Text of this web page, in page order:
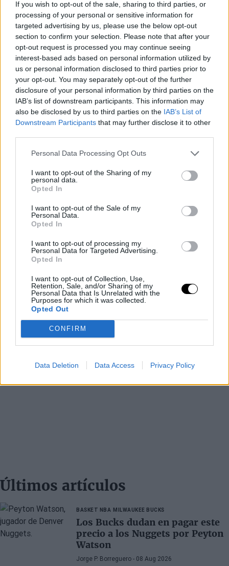
If you wish to opt-out of the sale, sharing to third parties, or
processing of your personal or sensitive information for
targeted advertising by us, please use the below opt-out
section to confirm your selection. Please note that after your
opt-out request is processed you may continue seeing
interest-based ads based on personal information utilized by
us or personal information disclosed to third parties prior to
your opt-out. You may separately opt-out of the further
disclosure of your personal information by third parties on the
IAB’s list of downstream participants. This information may
also be disclosed by us to third parties on the IAB’s List of
Downstream Participants that may further disclose it to other
Personal Data Processing Opt Outs
I want to opt-out of the Sharing of my
personal data.
Opted In
I want to opt-out of the Sale of my
Personal Data.
Opted In
I want to opt-out of processing my
Personal Data for Targeted Advertising.
Opted In
I want to opt-out of Collection, Use,
Retention, Sale, and/or Sharing of my
Personal Data that Is Unrelated with the
Purposes for which it was collected.
Opted Out
CONFIRM
Data Deletion Data Access Privacy Policy
Brook López
Kevin Love
Russell Westbrook
Eric Gordon
Goran Dragic
Jeff Green
Patty Mills
Nico Batum
Wesley Matthews
Rudy Gay
Derrick Rose
DeAndre Jordan
Últimos artículos
BASKET NBA MILWAUKEE BUCKS
Los Bucks dudan en pagar este
precio a los Nuggets por Peyton
Watson
Jorge P. Borreguero - 08 Aug 2026